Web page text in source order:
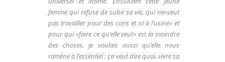
femme qui refuse de subir sa vie, qui ne«veut
pas travailler pour des cons et ni à l’usine» et
pour qui «faire ce qu’elle veut» est la moindre
des choses, je voulais aussi qu’elle nous
ramène à l’essentiel : ça veut dire quoi, vivre sa